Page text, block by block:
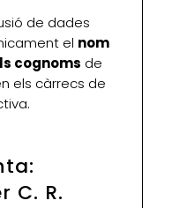
de dades
el nom
cognoms de
els càrrecs de
C. R.